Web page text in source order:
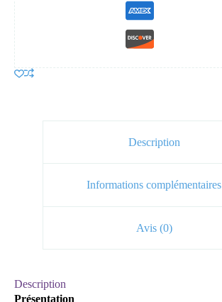
Description
Informations complémentaires
Avis (0)
Description
Présentation